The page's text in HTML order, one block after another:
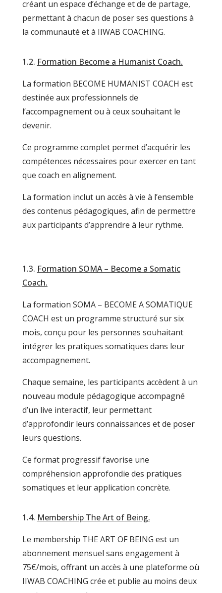
créant un espace d’échange et de de partage,
permettant à chacun de poser ses questions à
la communauté et à IIWAB COACHING.
1.2. Formation Become a Humanist Coach.
La formation BECOME HUMANIST COACH est
destinée aux professionnels de
l’accompagnement ou à ceux souhaitant le
devenir.
Ce programme complet permet d’acquérir les
compétences nécessaires pour exercer en tant
que coach en alignement.
La formation inclut un accès à vie à l’ensemble
des contenus pédagogiques, afin de permettre
aux participants d’apprendre à leur rythme.
1.3. Formation SOMA – Become a Somatic
Coach.
La formation SOMA – BECOME A SOMATIQUE
COACH est un programme structuré sur six
mois, conçu pour les personnes souhaitant
intégrer les pratiques somatiques dans leur
accompagnement.
Chaque semaine, les participants accèdent à un
nouveau module pédagogique accompagné
d’un live interactif, leur permettant
d’approfondir leurs connaissances et de poser
leurs questions.
Ce format progressif favorise une
compréhension approfondie des pratiques
somatiques et leur application concrète.
1.4. Membership The Art of Being.
Le membership THE ART OF BEING est un
abonnement mensuel sans engagement à
75€/mois, offrant un accès à une plateforme où
IIWAB COACHING crée et publie au moins deux